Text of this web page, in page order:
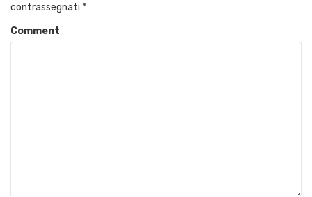
contrassegnati *
Comment